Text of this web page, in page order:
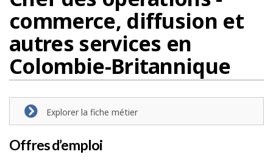
commerce, diffusion et
autres services en
Colombie-Britannique
Explorer la fiche métier
Offres d’emploi